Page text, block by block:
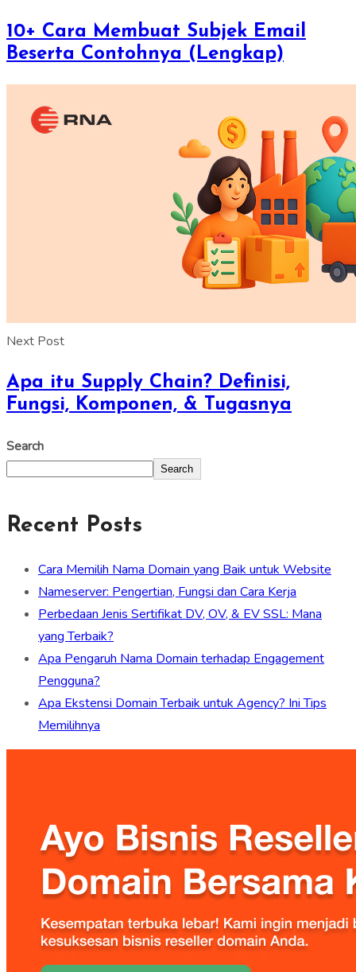
10+ Cara Membuat Subjek Email
Beserta Contohnya (Lengkap)
Next Post
Apa itu Supply Chain? Definisi,
Fungsi, Komponen, & Tugasnya
Search
Search
Recent Posts
Cara Memilih Nama Domain yang Baik untuk Website
Nameserver: Pengertian, Fungsi dan Cara Kerja
Perbedaan Jenis Sertifikat DV, OV, & EV SSL: Mana
yang Terbaik?
Apa Pengaruh Nama Domain terhadap Engagement
Pengguna?
Apa Ekstensi Domain Terbaik untuk Agency? Ini Tips
Memilihnya